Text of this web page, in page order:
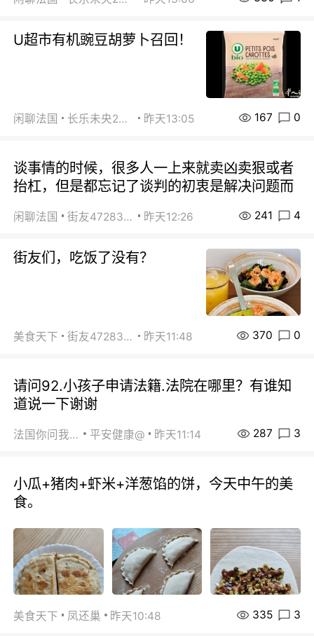
U超市有机豌豆胡萝卜召回！
闲聊法国 长乐未央2015 昨天13:05 167 0
谈事情的时候，很多人一上来就卖凶卖狠或者
抬杠，但是都忘记了谈判的初衷是解决问题而
闲聊法国 街友472838572 昨天12:26 241 4
街友们，吃饭了没有？
美食天下 街友472838572 昨天11:48 370 0
请问92.小孩子申请法籍.法院在哪里？有谁知
道说一下谢谢
法国你问我答 平安健康@ 昨天11:14 287 3
小瓜+猪肉+虾米+洋葱馅的饼，今天中午的美
食。
美食天下 凤还巢 昨天10:48 335 3